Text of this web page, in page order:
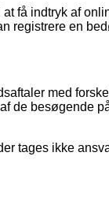
få indtryk af
registrere en
med
de besøgende
tages ikke